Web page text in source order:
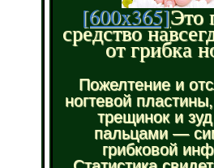
[600x365]Это
средство
от грибка
Пожелтение и
ногтевой
трещинок и
пальцами —
грибковой